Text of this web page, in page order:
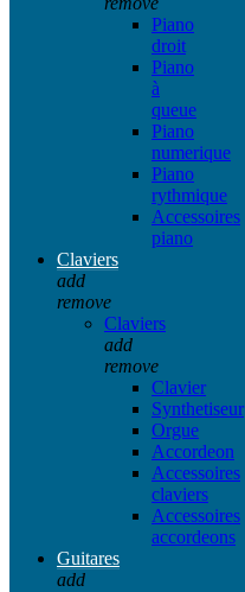
Piano
droit
Piano
à
queue
Piano
numerique
Piano
rythmique
Accessoires
piano
Claviers
add
remove
Claviers
add
remove
Clavier
Synthetiseur
Orgue
Accordeon
Accessoires
claviers
Accessoires
accordeons
Guitares
add